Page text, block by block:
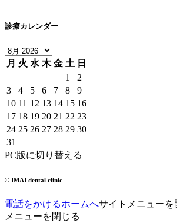
診療カレンダー
月 火 水 木 金 土 日
1
2
3
4 5 6 7 8
9
10 11 12 13 14 15 16
17 18 19 20 21 22 23
24 25 26 27 28 29 30
31
PC版に切り替える
© IMAI dental clinic
電話をかけるホームへサイトメニューを
メニューを閉じる